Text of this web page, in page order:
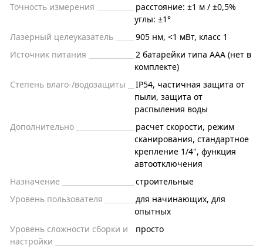
Точность измерения
расстояние: ±1 м / ±0,5%
углы: ±1°
Лазерный целеуказатель
905 нм, <1 мВт, класс 1
Источник питания
2 батарейки типа AAA (нет в
комплекте)
Степень влаго-/водозащиты
IP54, частичная защита от
пыли, защита от
распыления воды
Дополнительно
расчет скорости, режим
сканирования, стандартное
крепление 1/4", функция
автоотключения
Назначение
строительные
Уровень пользователя
для начинающих, для
опытных
Уровень сложности сборки и
настройки
просто